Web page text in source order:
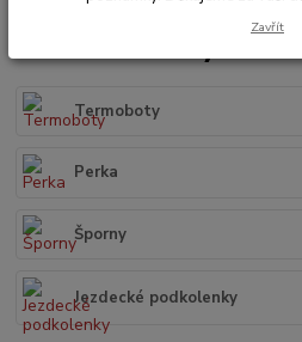
Termoboty
Perka
Šporny
Jezdecké podkolenky
Zavřít